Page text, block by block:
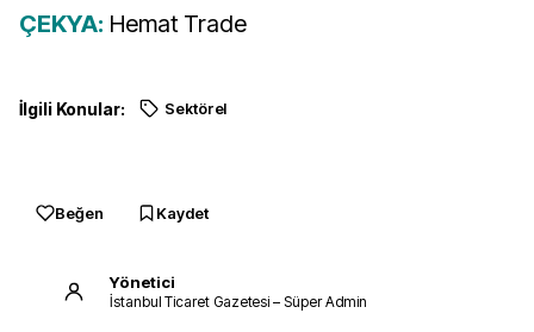
ÇEKYA: Hemat Trade
İlgili Konular: Sektörel
Beğen Kaydet
Yönetici
İstanbul Ticaret Gazetesi – Süper Admin